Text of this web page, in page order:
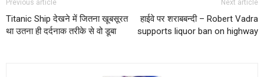
Previous article
Titanic Ship देखने में जितना खूबसूरत
था उतना ही दर्दनाक तरीके से वो डूबा
Next article
हाईवे पर शराबबन्दी – Robert Vadra
supports liquor ban on highway